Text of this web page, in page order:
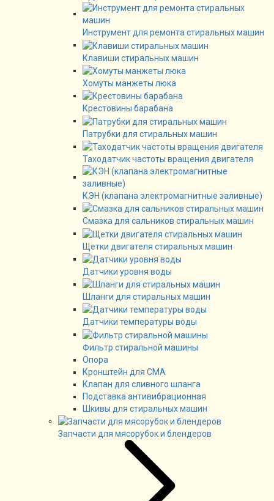
Инструмент для ремонта стиральных машин
Клавиши стиральных машин
Хомуты манжеты люка
Крестовины барабана
Патрубки для стиральных машин
Таходатчик частоты вращения двигателя
КЭН (клапана электромагнитные заливные)
Смазка для сальников стиральных машин
Щетки двигателя стиральных машин
Датчики уровня воды
Шланги для стиральных машин
Датчики температуры воды
Фильтр стиральной машины
Опора
Кронштейн для СМА
Клапан для сливного шланга
Подставка антивибрационная
Шкивы для стиральных машин
Запчасти для мясорубок и блендеров